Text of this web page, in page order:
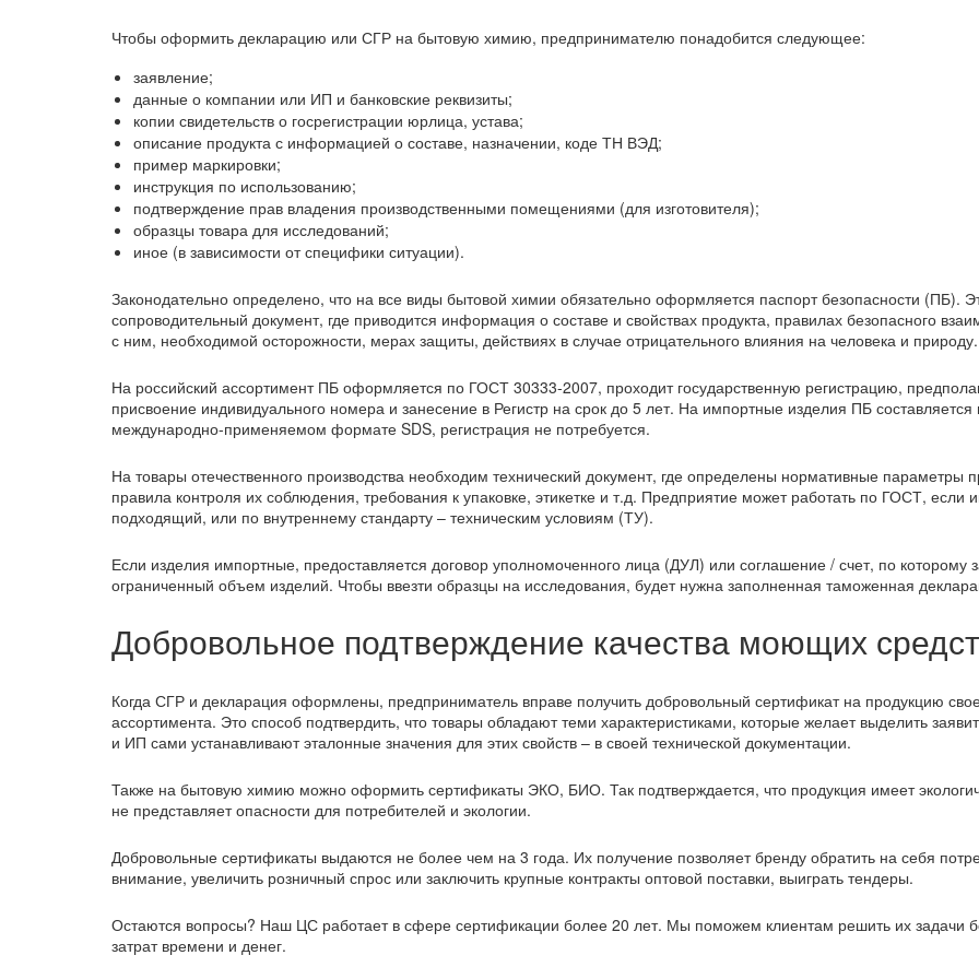
Чтобы оформить декларацию или СГР на бытовую химию, предпринимателю понадобится следующее:
заявление;
данные о компании или ИП и банковские реквизиты;
копии свидетельств о госрегистрации юрлица, устава;
описание продукта с информацией о составе, назначении, коде ТН ВЭД;
пример маркировки;
инструкция по использованию;
подтверждение прав владения производственными помещениями (для изготовителя);
образцы товара для исследований;
иное (в зависимости от специфики ситуации).
Законодательно определено, что на все виды бытовой химии обязательно оформляется паспорт безопасности (ПБ).
сопроводительный документ, где приводится информация о составе и свойствах продукта, правилах безопасного
с ним, необходимой осторожности, мерах защиты, действиях в случае отрицательного влияния на человека и природу.
На российский ассортимент ПБ оформляется по ГОСТ 30333-2007, проходит государственную регистрацию,
присвоение индивидуального номера и занесение в Регистр на срок до 5 лет. На импортные изделия ПБ составляется
международно-применяемом формате SDS, регистрация не потребуется.
На товары отечественного производства необходим технический документ, где определены нормативные параметры
правила контроля их соблюдения, требования к упаковке, этикетке и т.д. Предприятие может работать по ГОСТ, если
подходящий, или по внутреннему стандарту – техническим условиям (ТУ).
Если изделия импортные, предоставляется договор уполномоченного лица (ДУЛ) или соглашение / счет, по которому
ограниченный объем изделий. Чтобы ввезти образцы на исследования, будет нужна заполненная таможенная
Добровольное подтверждение качества моющих
Когда СГР и декларация оформлены, предприниматель вправе получить добровольный сертификат на продукцию
ассортимента. Это способ подтвердить, что товары обладают теми характеристиками, которые желает выделить
и ИП сами устанавливают эталонные значения для этих свойств – в своей технической документации.
Также на бытовую химию можно оформить сертификаты ЭКО, БИО. Так подтверждается, что продукция имеет
не представляет опасности для потребителей и экологии.
Добровольные сертификаты выдаются не более чем на 3 года. Их получение позволяет бренду обратить на себя
внимание, увеличить розничный спрос или заключить крупные контракты оптовой поставки, выиграть тендеры.
Остаются вопросы? Наш ЦС работает в сфере сертификации более 20 лет. Мы поможем клиентам решить их задачи
затрат времени и денег.